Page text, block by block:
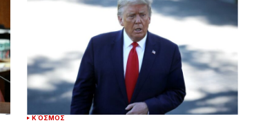
ΚΌΣΜΟΣ